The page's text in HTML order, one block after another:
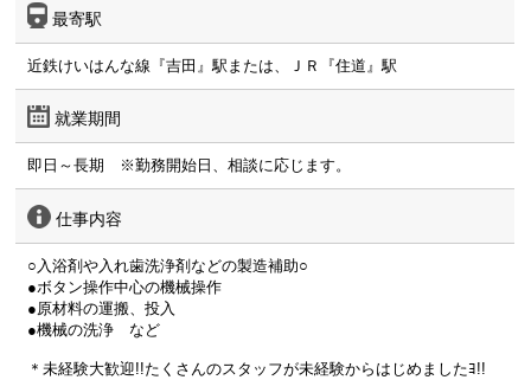
最寄駅
近鉄けいはんな線『吉田』駅または、ＪＲ『住道』駅
就業期間
即日～長期 ※勤務開始日、相談に応じます。
仕事内容
○入浴剤や入れ歯洗浄剤などの製造補助○
●ボタン操作中心の機械操作
●原材料の運搬、投入
●機械の洗浄 など
＊未経験大歓迎!!たくさんのスタッフが未経験からはじめましたﾖ!!